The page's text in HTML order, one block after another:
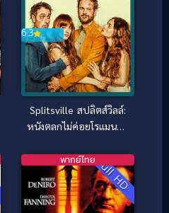
6.3
Splitsville สปลิตส์วิลล์:
หนังตลกไม่ค่อยโรแมนติก
Full HD
พากย์ไทย